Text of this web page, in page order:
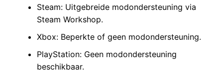
Steam: Uitgebreide modondersteuning via
Steam Workshop.
Xbox: Beperkte of geen modondersteuning.
PlayStation: Geen modondersteuning
beschikbaar.